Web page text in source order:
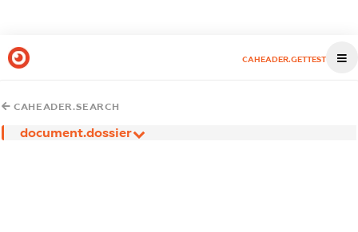
CAHEADER.GETTEST
CAHEADER.SEARCH
document.dossier